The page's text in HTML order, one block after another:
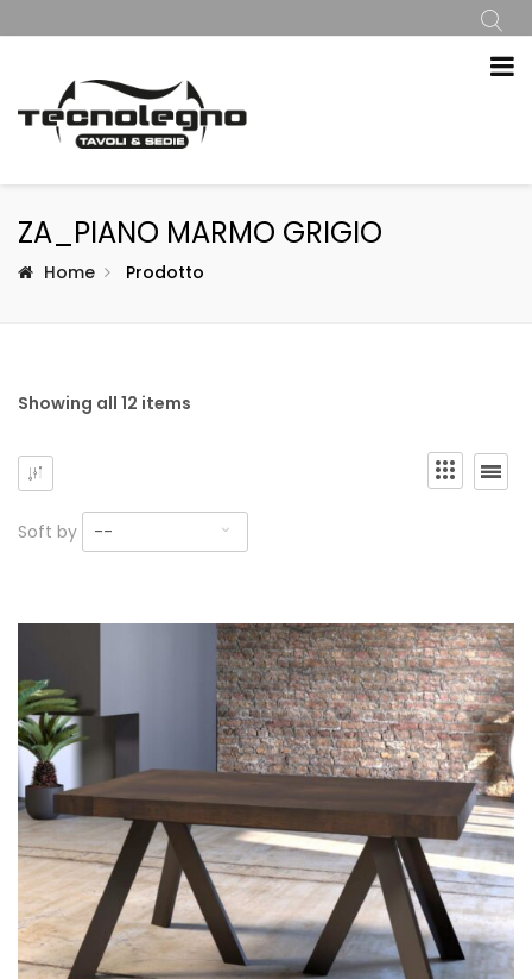
ZA_PIANO MARMO GRIGIO
Home Prodotto
Showing all 12 items
Soft by --